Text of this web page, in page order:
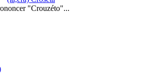
"Crouzéto"...